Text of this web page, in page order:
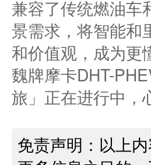
兼容了传统燃油车
景需求，将智能和
和价值观，成为更
魏牌摩卡DHT-
旅」正在进行中，
免责声明：以上